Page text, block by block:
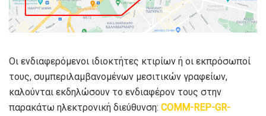
Οι ενδιαφερόμενοι ιδιοκτήτες κτιρίων ή οι εκπρόσωποί
τους, συμπεριλαμβανομένων μεσιτικών γραφείων,
καλούνται εκδηλώσουν το ενδιαφέρον τους στην
παρακάτω ηλεκτρονική διεύθυνση: COMM-REP-GR-